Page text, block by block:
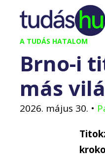
Kilépés
tartalomba
A TUDÁS HATALOM
Brno-i
más
2026. május 30. •